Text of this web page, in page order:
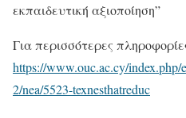
εκπαιδευτική αξιοποίηση”
Για περισσότερες
https://www.ouc.ac.cy/index.php/
2/nea/5523-texnesthatreduc